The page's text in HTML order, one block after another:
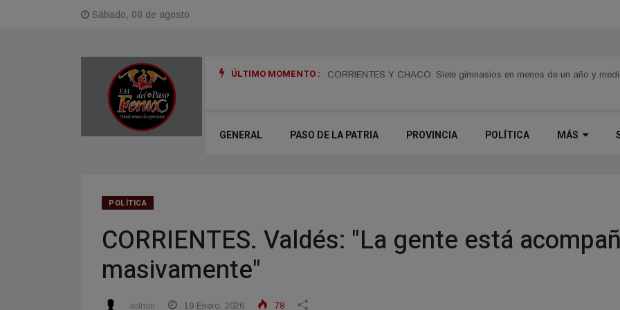
Sábado, 08 de agosto
ÚLTIMO MOMENTO :
en menos de un año y medio y un arrepentido: detalles de la causa Exen Juan Pablo Valdés impulsará una tarifa eléctrica diferenciada para el
GENERAL PASO DE LA PATRIA PROVINCIA POLÍTICA MÁS
POLÍTICA
CORRIENTES. Valdés: "La gente está
masivamente"
admin 19 Enero, 2026 78